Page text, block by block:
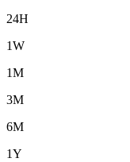
24H
1W
1M
3M
6M
1Y